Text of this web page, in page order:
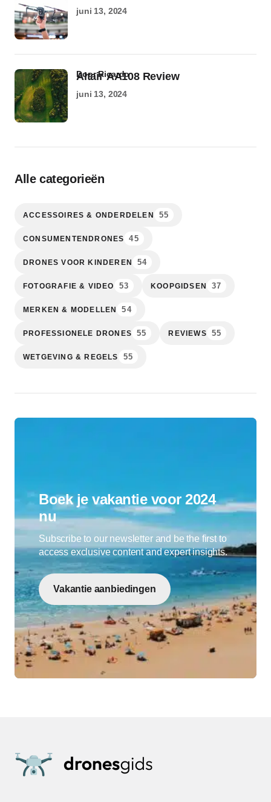
juni 13, 2024
Altair AA108 Review
door Ricardo
juni 13, 2024
Alle categorieën
ACCESSOIRES & ONDERDELEN 55
CONSUMENTENDRONES 45
DRONES VOOR KINDEREN 54
FOTOGRAFIE & VIDEO 53 KOOPGIDSEN 37
MERKEN & MODELLEN 54
PROFESSIONELE DRONES 55 REVIEWS 55
WETGEVING & REGELS 55
Boek je vakantie voor 2024
nu
Subscribe to our newsletter and be the first to
access exclusive content and expert insights.
Vakantie aanbiedingen